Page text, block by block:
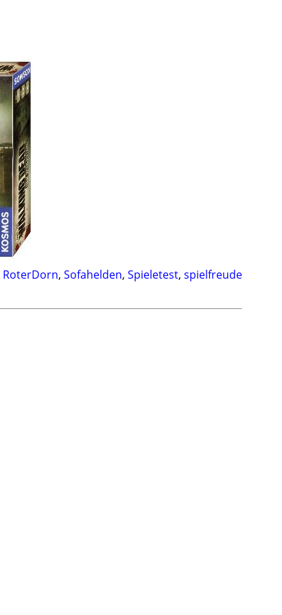
RoterDorn, Sofahelden, Spieletest, spielfreude